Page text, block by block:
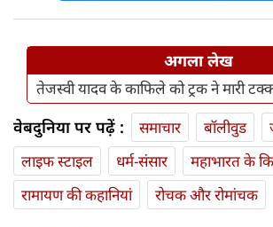
अगला लेख
तेजस्वी यादव के काफिले को ट्रक ने मारी
वेबदुनिया पर पढ़ें : समाचार बॉलीवुड
लाइफ स्‍टाइल
धर्म-संसार
महाभारत के
रामायण की कहानियां
रोचक और रोमांचक